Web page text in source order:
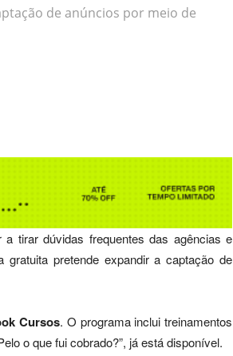
de anúncios por meio de
tirar dúvidas frequentes das agências e
pretende expandir a captação de
Cursos. O programa inclui treinamentos
o que fui cobrado?”, já está disponível.